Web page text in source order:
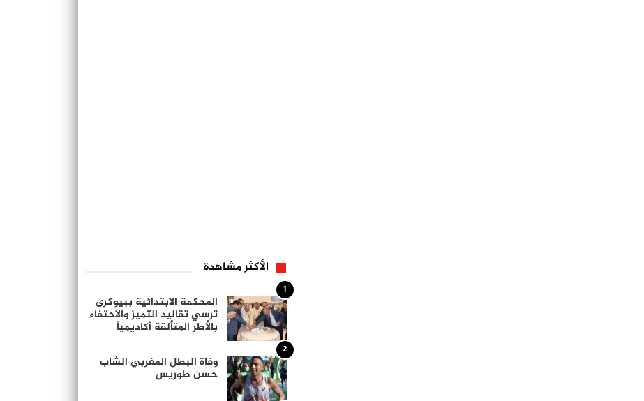
الأكثر مشاهدة
1
المحكمة الابتدائية ببيوكرى
ترسي تقاليد التميز والاحتفاء
بالأطر المتألقة أكاديمياً
2
وفاة البطل المغربي الشاب
حسن طوريس